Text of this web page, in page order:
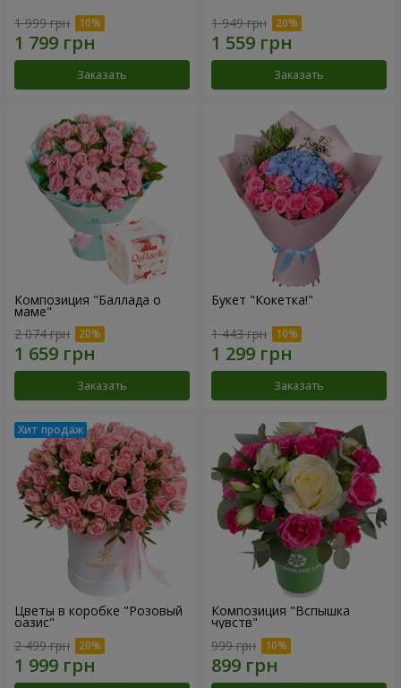
1 999 грн
Заказать
1 949 грн
Заказать
Композиция "Баллада о
маме"
2 074 грн
Заказать
Букет "Кокетка!"
1 443 грн
Заказать
Цветы в коробке "Розовый
оазис"
2 499 грн
Композиция "Вспышка
чувств"
999 грн